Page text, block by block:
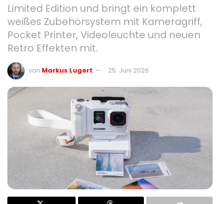
Limited Edition und bringt ein komplett
weißes Zubehörsystem mit Kameragriff,
Pocket Printer, Videoleuchte und neuen
Retro Effekten mit.
von Markus Lugert 25. Juni 2026